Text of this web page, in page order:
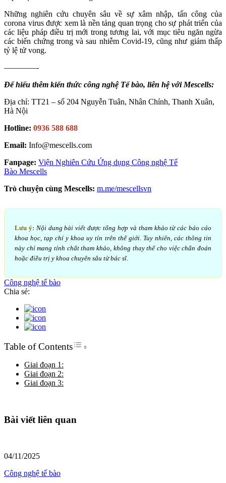
Những nghiên cứu chuyên sâu về sự xâm nhập, tấn công của
corona virus được xem là nền tảng quan trọng cho sự phát triển của
các liệu pháp điều trị mới trong tương lai, với mục tiêu ngăn ngừa
các biến chứng trong và sau nhiễm Covid-19, cũng như giảm thấp
tỷ lệ tử vong.
————-
Để hiểu thêm kiến thức công nghệ Tế bào, liên hệ với Mescells:
Địa chỉ: TT21 – số 204 Nguyễn Tuân, Nhân Chính, Thanh Xuân,
Hà Nội
Hotline: 0936 588 688
Email: Info@mescells.com
Fanpage: Viện Nghiên Cứu Ứng dụng Công nghệ Tế
Bào Mescells
Trò chuyện cùng Mescells: m.me/mescellsvn
Lưu ý: Nội dung bài viết được tổng hợp và tham khảo từ các báo cáo
khoa học, tạp chí y khoa uy tín trên thế giới. Tuy nhiên, các thông tin
này chỉ mang tính chất tham khảo, không thay thế cho việc chẩn đoán
hoặc điều trị y khoa chuyên sâu từ bác sĩ.
Công nghệ tế bào
Chia sẻ:
Table of ContentsToggle Table of Content
Giai đoạn 1:
Giai đoạn 2:
Giai đoạn 3:
Bài viết liên quan
04/11/2025
Công nghệ tế bào